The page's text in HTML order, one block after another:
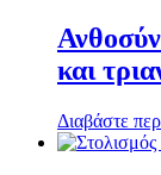
και
Διαβάστε